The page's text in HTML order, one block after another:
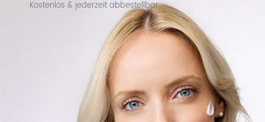
Kostenlos & jederzeit abbestellbar.